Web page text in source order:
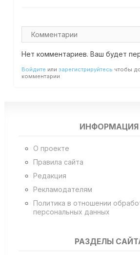
Нет комментариев. Ваш будет
Войдите или зарегистрируйтесь чтобы
комментарии
ИНФОРМАЦИЯ
О проекте
Правила сайта
Редакция
Рекламодателям
Политика в отношении
персональных данных
РАЗДЕЛЫ